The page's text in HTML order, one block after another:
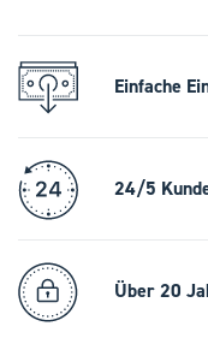
Einfache
24/5
Über 20